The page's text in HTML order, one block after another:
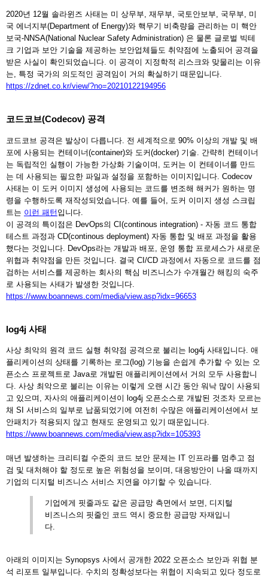
2020년 12월 솔라윈즈 사태는 미 상무부, 재무부, 국토안보부, 국무부, 미
국 에너지부(Department of Energy)와 핵무기 비축량을 관리하는 미 핵안
보국-NNSA(National Nuclear Safety Administration) 은 물론 글로벌 빅테
크 기업과 보안 기술을 제공하는 보안업체들도 취약점에 노출되어 공격을
받은 사실이 확인되었습니다. 이 공격이 지정학적 리스크와 맞물리는 이유
는, 특정 국가의 의도적인 공격임이 거의 확실하기 때문입니다.
https://zdnet.co.kr/view/?no=20210122194956
코드코브(Codecov) 공격
코드코브 공격은 발상이 다릅니다. 전 세계적으로 90% 이상의 개발 및 배
포에 사용되는 컨테이너(container)와 도커(docker) 기술. 간략히 컨테이너
는 독립적인 실행이 가능한 가상화 기술이며, 도커는 이 컨테이너를 만드
는 데 사용되는 필요한 파일과 설정을 포함하는 이미지입니다. Codecov
사태는 이 도커 이미지 생성에 사용되는 코드를 변조해 해커가 원하는 명
령을 수행하도록 재작성되었습니다. 예를 들어, 도커 이미지 생성 스크립
트는 이런 패턴 입니다.
이 공격의 특이점은 DevOps의 CI(continous integration) - 자동 코드 통합
테스트 과정과 CD(continous deployment) 자동 통합 및 배포 과정을 활용
했다는 것입니다. DevOps라는 개발과 배포, 운영 통합 프로세스가 새로운
위협과 취약점을 만든 것입니다. 결국 CI/CD 과정에서 자동으로 코드를 점
검하는 서비스를 제공하는 회사의 핵심 비즈니스가 수개월간 해킹의 숙주
로 사용되는 사태가 발생한 것입니다.
https://www.boannews.com/media/view.asp?idx=96653
log4j 사태
사상 최악의 원격 코드 실행 취약점 공격으로 불리는 log4j 사태입니다. 애
플리케이션의 상태를 기록하는 로그(log) 기능을 손쉽게 추가할 수 있는 오
픈소스 프로젝트로 Java로 개발된 애플리케이션에서 거의 모두 사용합니
다. 사상 최악으로 불리는 이유는 이렇게 오랜 시간 동안 워낙 많이 사용되
고 있으며, 자사의 애플리케이션이 log4j 오픈소스로 개발된 것조차 모르는
채 SI 서비스의 일부로 납품되었기에 여전히 수많은 애플리케이션에서 보
안패치가 적용되지 않고 현재도 운영되고 있기 때문입니다.
https://www.boannews.com/media/view.asp?idx=105393
매년 발생하는 크리티컬 수준의 코드 보안 문제는 IT 인프라를 멈추고 점
검 및 대처해야 할 정도로 높은 위험성을 보이며, 대응방안이 나올 때까지
기업의 디지털 비즈니스 서비스 지연을 야기할 수 있습니다.
기업에게 핏줄과도 같은 공급망 측면에서 보면, 디지털
비즈니스의 핏줄인 코드 역시 중요한 공급망 자재입니
다.
아래의 이미지는 Synopsys 사에서 공개한 2022 오픈소스 보안과 위협 분
석 리포트 일부입니다. 수치의 정확성보다는 위협이 지속되고 있다 정도로